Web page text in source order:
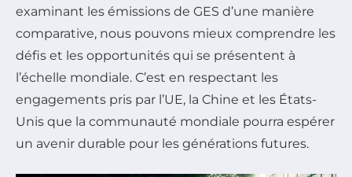
examinant les émissions de GES d’une manière
comparative, nous pouvons mieux comprendre les
défis et les opportunités qui se présentent à
l’échelle mondiale. C’est en respectant les
engagements pris par l’UE, la Chine et les États-
Unis que la communauté mondiale pourra espérer
un avenir durable pour les générations futures.